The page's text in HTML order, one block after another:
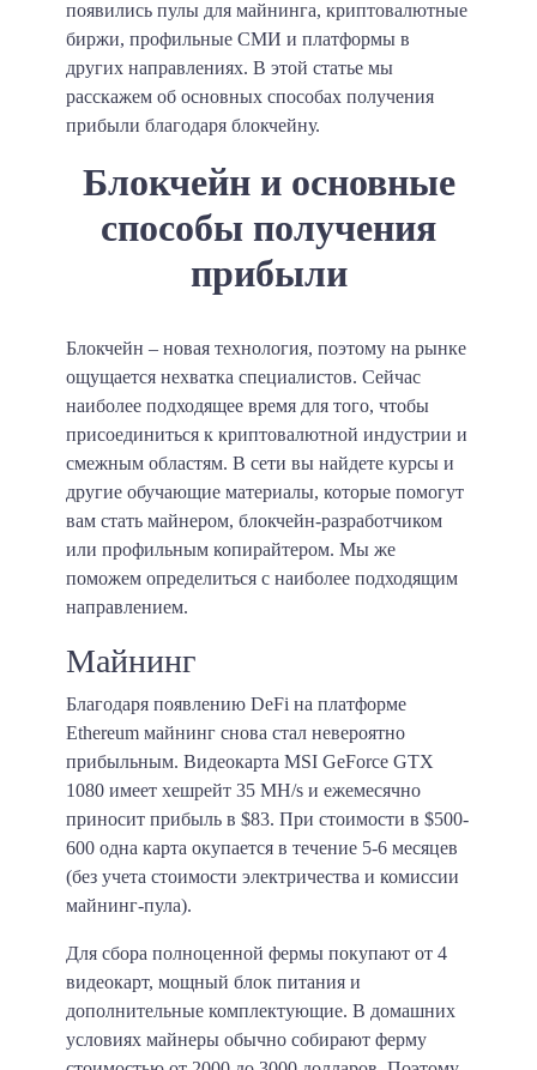
появились пулы для майнинга, криптовалютные
биржи, профильные СМИ и платформы в
других направлениях. В этой статье мы
расскажем об основных способах получения
прибыли благодаря блокчейну.
Блокчейн и основные
способы получения
прибыли
Блокчейн – новая технология, поэтому на рынке
ощущается нехватка специалистов. Сейчас
наиболее подходящее время для того, чтобы
присоединиться к криптовалютной индустрии и
смежным областям. В сети вы найдете курсы и
другие обучающие материалы, которые помогут
вам стать майнером, блокчейн-разработчиком
или профильным копирайтером. Мы же
поможем определиться с наиболее подходящим
направлением.
Майнинг
Благодаря появлению DeFi на платформе
Ethereum майнинг снова стал невероятно
прибыльным. Видеокарта MSI GeForce GTX
1080 имеет хешрейт 35 MH/s и ежемесячно
приносит прибыль в $83. При стоимости в $500-
600 одна карта окупается в течение 5-6 месяцев
(без учета стоимости электричества и комиссии
майнинг-пула).
Для сбора полноценной фермы покупают от 4
видеокарт, мощный блок питания и
дополнительные комплектующие. В домашних
условиях майнеры обычно собирают ферму